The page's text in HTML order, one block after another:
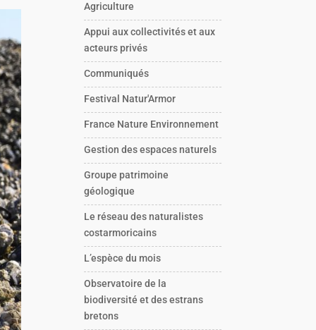
Agriculture
Appui aux collectivités et aux
acteurs privés
Communiqués
Festival Natur'Armor
France Nature Environnement
Gestion des espaces naturels
Groupe patrimoine
géologique
Le réseau des naturalistes
costarmoricains
L’espèce du mois
Observatoire de la
biodiversité et des estrans
bretons